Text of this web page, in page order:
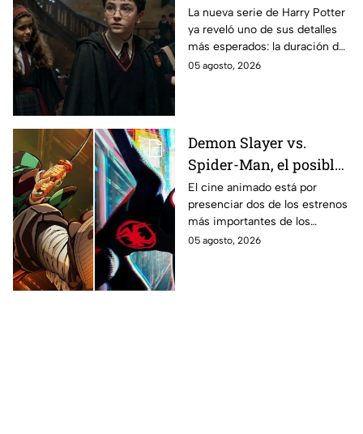
temporada de Harry
Potter y emocionará a
los fans de los libros
La nueva serie de Harry Potter
ya reveló uno de sus detalles
más esperados: la duración de
la primera temporada basada
05 agosto, 2026
Demon Slayer vs.
Spider-Man, el posible
gran enfrentamiento
en taquilla del 2027
El cine animado está por
presenciar dos de los estrenos
más importantes de los
últimos años.
05 agosto, 2026